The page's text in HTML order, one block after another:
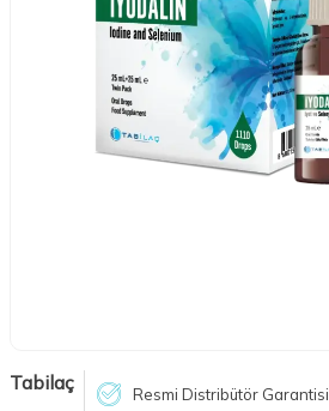
Tabilaç Resmi Distribütör Garantisi